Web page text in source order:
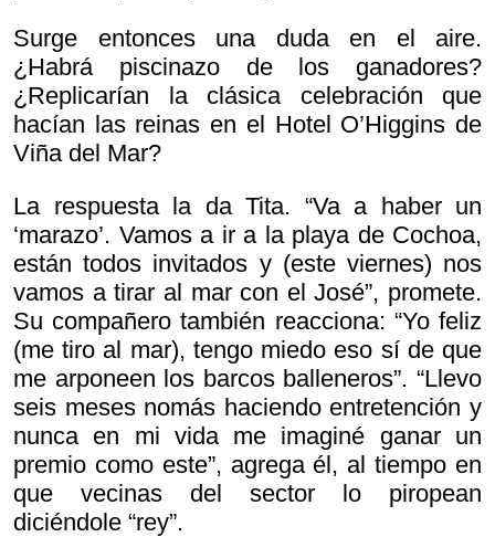
Surge entonces una duda en el aire.
¿Habrá piscinazo de los ganadores?
¿Replicarían la clásica celebración que
hacían las reinas en el Hotel O’Higgins de
Viña del Mar?
La respuesta la da Tita. “Va a haber un
‘marazo’. Vamos a ir a la playa de Cochoa,
están todos invitados y (este viernes) nos
vamos a tirar al mar con el José”, promete.
Su compañero también reacciona: “Yo feliz
(me tiro al mar), tengo miedo eso sí de que
me arponeen los barcos balleneros”. “Llevo
seis meses nomás haciendo entretención y
nunca en mi vida me imaginé ganar un
premio como este”, agrega él, al tiempo en
que vecinas del sector lo piropean
diciéndole “rey”.